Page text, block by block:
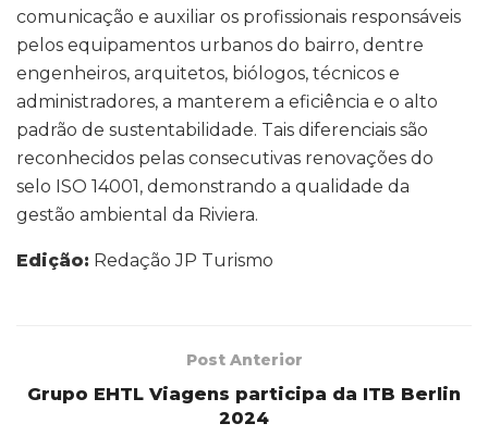
comunicação e auxiliar os profissionais responsáveis
pelos equipamentos urbanos do bairro, dentre
engenheiros, arquitetos, biólogos, técnicos e
administradores, a manterem a eficiência e o alto
padrão de sustentabilidade. Tais diferenciais são
reconhecidos pelas consecutivas renovações do
selo ISO 14001, demonstrando a qualidade da
gestão ambiental da Riviera.
Edição: Redação JP Turismo
Post Anterior
Grupo EHTL Viagens participa da ITB Berlin
2024